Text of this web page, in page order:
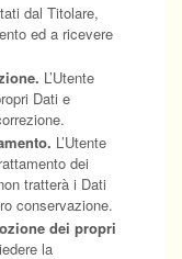
dal Titolare,
ed a ricevere
L’Utente
Dati e
L’Utente
dei
tratterà i Dati
conservazione.
dei propri
la